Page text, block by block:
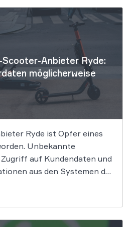
Scooter-Anbieter Ryde:
möglicherweise
Ryde ist Opfer eines
Unbekannte
auf Kundendaten und
aus den Systemen des
ist derzeit noch nicht
Der Mobilitätsanbieter
über einen